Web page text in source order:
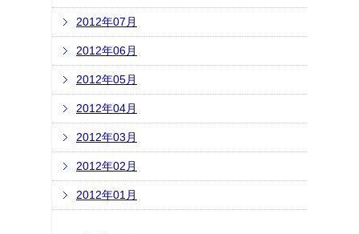
2012年07月
2012年06月
2012年05月
2012年04月
2012年03月
2012年02月
2012年01月